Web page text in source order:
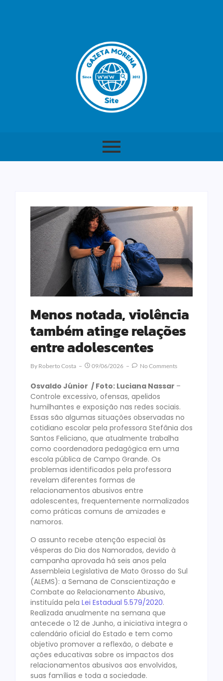
Menos notada, violência
também atinge relações
entre adolescentes
By Roberto Costa 09/06/2026 No Comments
Osvaldo Júnior / Foto: Luciana Nassar –
Controle excessivo, ofensas, apelidos
humilhantes e exposição nas redes sociais.
Essas são algumas situações observadas no
cotidiano escolar pela professora Stefânia dos
Santos Feliciano, que atualmente trabalha
como coordenadora pedagógica em uma
escola pública de Campo Grande. Os
problemas identificados pela professora
revelam diferentes formas de
relacionamentos abusivos entre
adolescentes, frequentemente normalizados
como práticas comuns de amizades e
namoros.
O assunto recebe atenção especial às
vésperas do Dia dos Namorados, devido à
campanha aprovada há seis anos pela
Assembleia Legislativa de Mato Grosso do Sul
(ALEMS): a Semana de Conscientização e
Combate ao Relacionamento Abusivo,
instituída pela Lei Estadual 5.579/2020.
Realizada anualmente na semana que
antecede o 12 de Junho, a iniciativa integra o
calendário oficial do Estado e tem como
objetivo promover a reflexão, o debate e
ações educativas sobre os impactos dos
relacionamentos abusivos aos envolvidos,
suas famílias e toda a sociedade.